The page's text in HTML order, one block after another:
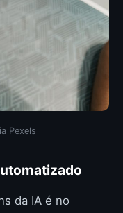
Pexels
da IA é no